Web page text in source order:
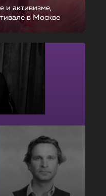
и активизме,
в Москве